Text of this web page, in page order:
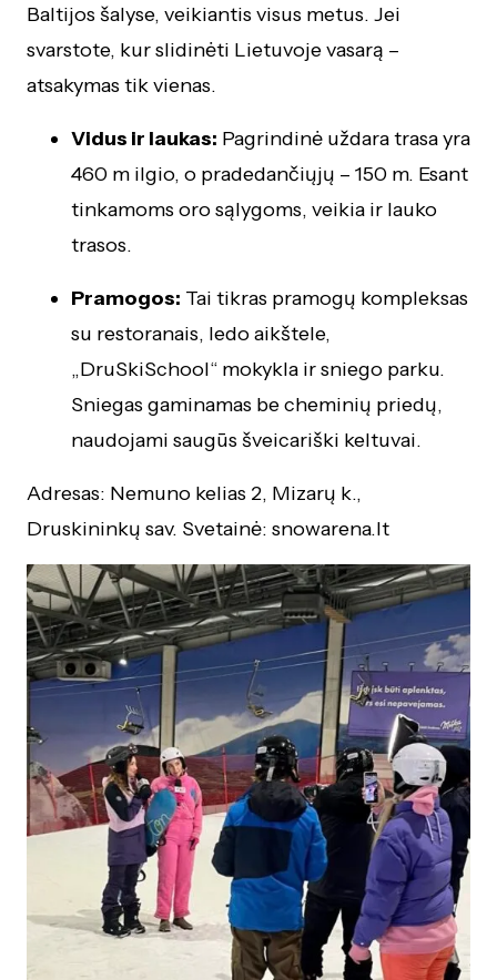
Baltijos šalyse, veikiantis visus metus. Jei
svarstote, kur slidinėti Lietuvoje vasarą –
atsakymas tik vienas.
Vidus ir laukas: Pagrindinė uždara trasa yra
460 m ilgio, o pradedančiųjų – 150 m. Esant
tinkamoms oro sąlygoms, veikia ir lauko
trasos.
Pramogos: Tai tikras pramogų kompleksas
su restoranais, ledo aikštele,
„DruSkiSchool“ mokykla ir sniego parku.
Sniegas gaminamas be cheminių priedų,
naudojami saugūs šveicariški keltuvai.
Adresas: Nemuno kelias 2, Mizarų k.,
Druskininkų sav. Svetainė: snowarena.lt